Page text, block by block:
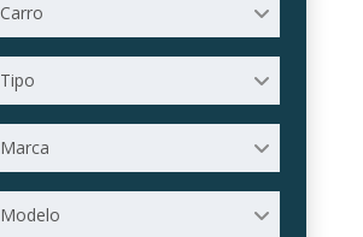
Carro
Tipo
Marca
Modelo